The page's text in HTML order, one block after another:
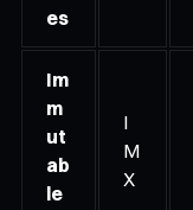
es
Im
m
ut
ab
le
I
M
X